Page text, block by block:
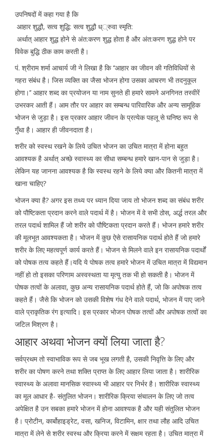
उपनिषदों में कहा गया है कि
आहार शुद्धौ, सत्व शुद्धि: सत्व शुद्धौ ध््रुवा स्मृति:
अर्थात् आहार शुद्ध होने से अंत:करण शुद्ध होता है और अंत:करण शुद्ध होने पर
विवेक बुद्धि ठीक काम करती है।
पं. श्रीराम शर्मा आचार्य जी ने लिखा है कि ‘‘आहार का जीवन की गतिविधियों से
गहरा संबंध है। जिस व्यक्ति का जैसा भोजन होगा उसका आचरण भी तदनुकूल
होगा।’’ आहार शब्द का प्रयोजन या नाम सुनते ही हमारे सामने अनगिनत तस्वीरें
उभरकर आती हैं। आम तौर पर आहार का सम्बन्ध पारिवारिक और अन्य सामूहिक
भोजन से जुड़ा है। इस प्रकार आहार जीवन के प्रत्येक पहलू से घनिष्ठ रूप से
गुँथा है। आहार ही जीवनदाता है।
शरीर को स्वस्थ रखने के लिये उचित भोजन का उचित मात्रा में होना बहुत
आवश्यक है अर्थात् अच्छे स्वास्थ्य का सीधा सम्बन्ध हमारे खान-पान से जुड़ा है।
लेकिन यह जानना आवश्यक है कि स्वस्थ रहने के लिये क्या और कितनी मात्रा में
खाना चाहिए?
भोजन क्या है? अगर इस तथ्य पर ध्यान दिया जाय तो भोजन शब्द का संबंध शरीर
को पौष्टिकता प्रदान करने वाले पदार्थ में है। भोजन में वे सभी ठोस, अर्द्ध तरल और
तरल पदार्थ शामिल हैं जो शरीर को पौष्टिकता प्रदान करते हैं। भोजन हमारे शरीर
की मूलभूत आवश्यकता है। भोजन में कुछ ऐसे रासायनिक पदार्थ होते हैं जो हमारे
शरीर के लिए महत्वपूर्ण कार्य करते हैं। भोजन से मिलने वाले इन रासायनिक पदार्थों
को पोषक तत्व कहते हैं।यदि ये पोषक तत्व हमारे भोजन में उचित मात्रा में विद्यमान
नहीं हो तो इसका परिणाम अस्वस्थता या मृत्यु तक भी हो सकती है। भोजन में
पोषक तत्वों के अलावा, कुछ अन्य रासायनिक पदार्थ होते हैं, जो कि अपोषक तत्व
कहते हैं। जैसे कि भोजन को उसकी विशेष गंध देने वाले पदार्थ, भोजन में पाए जाने
वाले प्राकृतिक रंग इत्यादि। इस प्रकार भोजन पोषक तत्वों और अपोषक तत्वों का
जटिल मिश्रण है।
आहार अथवा भोजन क्यों लिया जाता है?
सर्वप्रथम तो स्वाभाविक रूप से जब भूख लगती है, उसकी निवृत्ति के लिए और
शरीर का पोषण करने तथा शक्ति प्राप्त के लिए आहार लिया जाता है। शारीरिक
स्वास्थ्य के अलावा मानसिक स्वास्थ्य भी आहार पर निर्भर है। शारीरिक स्वास्थ्य
का मूल आधार है- संतुलित भोजन। शारीरिक क्रिया संचालन के लिए जो तत्व
अपेक्षित है उन सबका हमारे भोजन में होना आवश्यक है और यही संतुलित भोजन
है। प्रोटीन, कार्बोहाइड्रेट, वसा, खनिज, विटामिन, क्षार तथा लौह आदि उचित
मात्रा में लेने से शरीर स्वस्थ और क्रिया करने में सक्षम रहता है। उचित मात्रा में